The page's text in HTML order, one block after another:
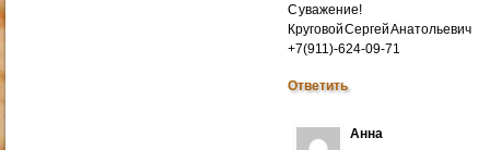
С уважение!
Круговой Сергей Анатольевич
+7(911)-624-09-71
Ответить
Анна